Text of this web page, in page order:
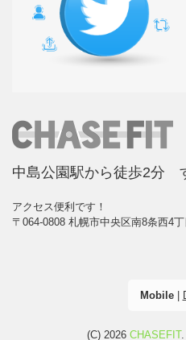
中島公園駅から徒歩2分
アクセス便利です！
〒064-0808 札幌市中央区南8条西4
Mobile|
(C) 2026 CHASEFIT.